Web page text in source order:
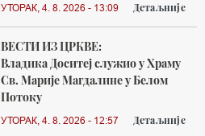
УТОРАК, 4. 8. 2026 - 13:09 Детаљније
ВЕСТИ ИЗ ЦРКВЕ:
Владика Доситеј служио у Храму
Св. Марије Магдалине у Белом
Потоку
УТОРАК, 4. 8. 2026 - 12:57 Детаљније